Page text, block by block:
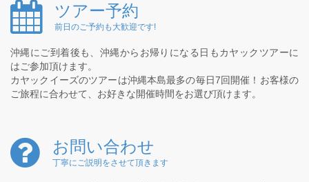
ツアー予約
前日のご予約も大歓迎です!
沖縄にご到着後も、沖縄からお帰りになる日もカヤックツアーに
はご参加頂けます。
カヤックイーズのツアーは沖縄本島最多の毎日7回開催！お客様の
ご旅程に合わせて、お好きな開催時間をお選び頂けます。
お問い合わせ
丁寧にご説明をさせて頂きます